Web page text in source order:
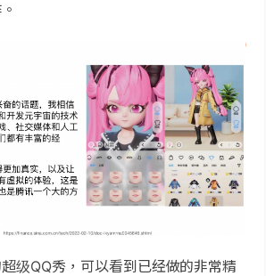
级QQ秀，可以看到已经做的非常精